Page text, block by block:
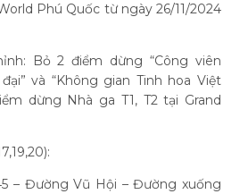
Phú Quốc từ ngày 26/11/2024
Bỏ 2 điểm dừng “Công viên
và “Không gian Tinh hoa Việt
dừng Nhà ga T1, T2 tại Grand
– Đường Vũ Hội – Đường xuống